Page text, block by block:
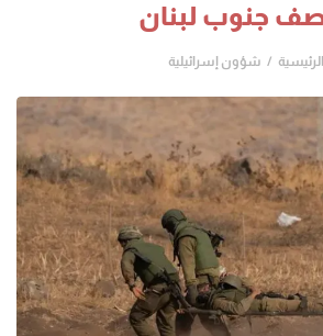
جنوب لبنان
الرئيسية شؤون إسرائيلية